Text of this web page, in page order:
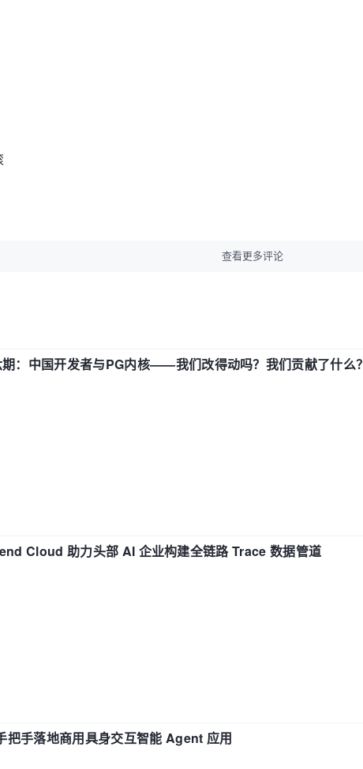
查看更多评论
：中国开发者与PG内核——我们改得动吗？我们贡献了什么？
Cloud 助力头部 AI 企业构建全链路 Trace 数据管道
手落地商用具身交互智能 Agent 应用